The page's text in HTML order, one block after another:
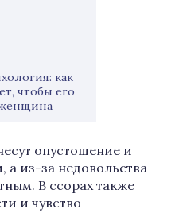
как
чтобы его
опустошение и
а из-за недовольства
В ссорах также
и чувство